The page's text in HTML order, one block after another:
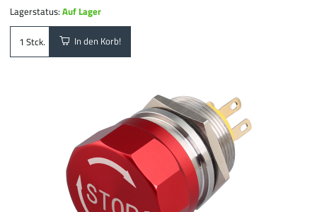
Lagerstatus:Auf Lager
Stck. In den Korb!